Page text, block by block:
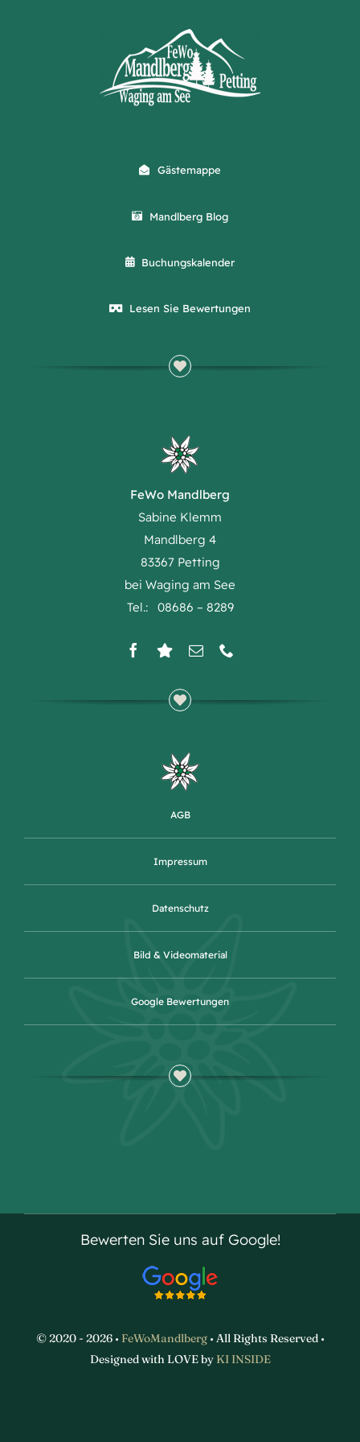
Gästemappe
Mandlberg Blog
Buchungskalender
Lesen Sie Bewertungen
FeWo Mandlberg
Sabine Klemm
Mandlberg 4
83367 Petting
bei Waging am See
Tel.: 08686 – 8289
AGB
Impressum
Datenschutz
Bild & Videomaterial
Google Bewertungen
Bewerten Sie uns auf Google!
© 2020 - 2026 • FeWoMandlberg• All Rights Reserved •
Designed with LOVE by KI INSIDE